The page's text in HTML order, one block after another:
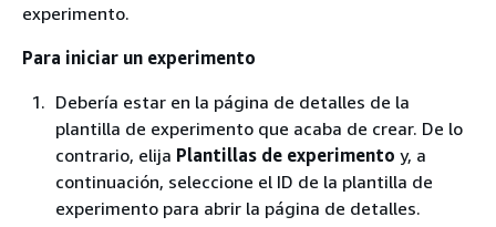
experimento.
Para iniciar un experimento
Debería estar en la página de detalles de la
plantilla de experimento que acaba de crear. De lo
contrario, elija Plantillas de experimento y, a
continuación, seleccione el ID de la plantilla de
experimento para abrir la página de detalles.